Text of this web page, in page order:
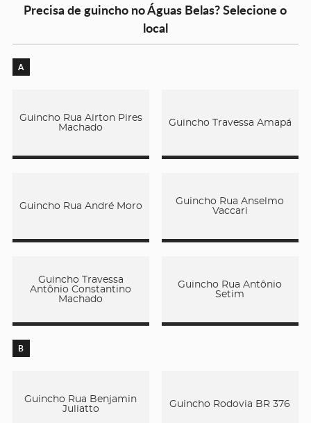
Precisa de guincho no Águas Belas? Selecione o
local
A
Guincho Rua Airton Pires
Machado
Guincho Travessa Amapá
Guincho Rua André Moro
Guincho Rua Anselmo
Vaccari
Guincho Travessa
Antônio Constantino
Machado
Guincho Rua Antônio
Setim
B
Guincho Rua Benjamin
Juliatto
Guincho Rodovia BR 376